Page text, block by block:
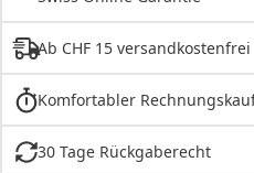
Ab CHF 15 versandkostenfrei
Komfortabler
30 Tage Rückgaberecht